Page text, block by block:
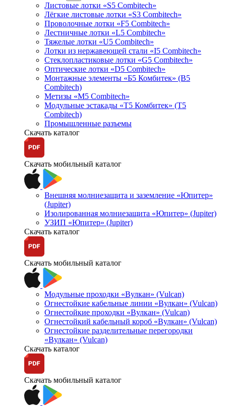
Листовые лотки «S5 Combitech»
Лёгкие листовые лотки «S3 Combitech»
Проволочные лотки «F5 Combitech»
Лестничные лотки «L5 Combitech»
Тяжелые лотки «U5 Combitech»
Лотки из нержавеющей стали «I5 Combitech»
Стеклопластиковые лотки «G5 Combitech»
Оптические лотки «D5 Combitech»
Монтажные элементы «Б5 Комбитек» (B5
Combitech)
Метизы «M5 Combitech»
Модульные эстакады «Т5 Комбитек» (T5
Combitech)
Промышленные разъемы
Скачать каталог
Скачать мобильный каталог
Внешняя молниезащита и заземление «Юпитер»
(Jupiter)
Изолированная молниезащита «Юпитер» (Jupiter)
УЗИП «Юпитер» (Jupiter)
Скачать каталог
Скачать мобильный каталог
Модульные проходки «Вулкан» (Vulcan)
Огнестойкие кабельные линии «Вулкан» (Vulcan)
Огнестойкие проходки «Вулкан» (Vulcan)
Огнестойкий кабельный короб «Вулкан» (Vulcan)
Огнестойкие разделительные перегородки
«Вулкан» (Vulcan)
Скачать каталог
Скачать мобильный каталог